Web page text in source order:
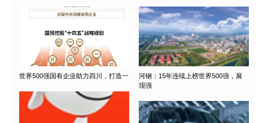
世界500强国有企业助力四川，打造一
河钢：15年连续上榜世界500强，展
现强